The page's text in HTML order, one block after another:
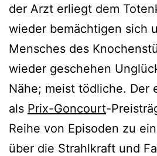
der Arzt erliegt dem
wieder bemächtigen sich
Mensches des
wieder geschehen
Nähe; meist tödliche. Der
als Prix-Goncourt-
Reihe von Episoden zu
über die Strahlkraft und